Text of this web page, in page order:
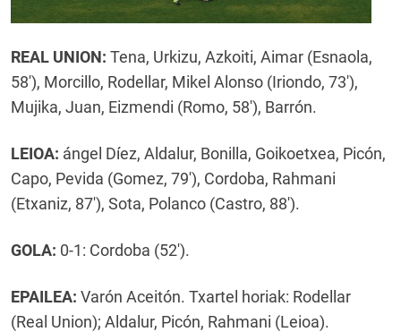
REAL UNION: Tena, Urkizu, Azkoiti, Aimar (Esnaola,
58'), Morcillo, Rodellar, Mikel Alonso (Iriondo, 73'),
Mujika, Juan, Eizmendi (Romo, 58'), Barrón.
LEIOA: ángel Díez, Aldalur, Bonilla, Goikoetxea, Picón,
Capo, Pevida (Gomez, 79'), Cordoba, Rahmani
(Etxaniz, 87'), Sota, Polanco (Castro, 88').
GOLA: 0-1: Cordoba (52').
EPAILEA: Varón Aceitón. Txartel horiak: Rodellar
(Real Union); Aldalur, Picón, Rahmani (Leioa).